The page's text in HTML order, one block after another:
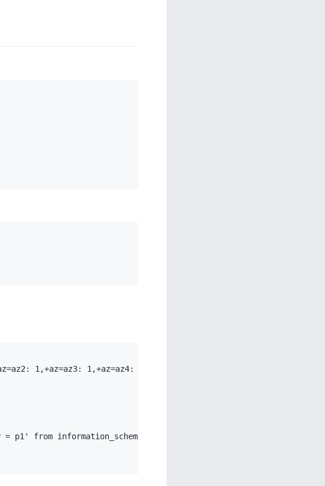
1,+az=az3: 1,+az=az4: 1,+az=az5: 1}"
from information_schema.tables where right(table_schema ,2)